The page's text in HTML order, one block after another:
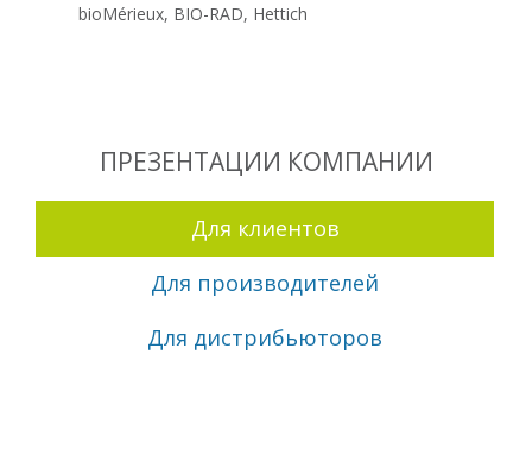
bioMérieux, BIO-RAD, Hettich
ПРЕЗЕНТАЦИИ КОМПАНИИ
Для клиентов
Для производителей
Для дистрибьюторов